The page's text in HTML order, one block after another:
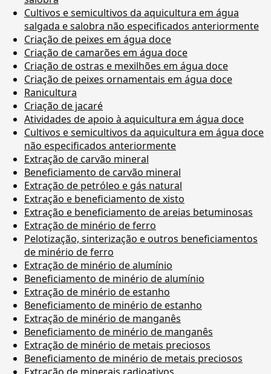
Cultivos e semicultivos da aquicultura em água
salgada e salobra não especificados anteriormente
Criação de peixes em água doce
Criação de camarões em água doce
Criação de ostras e mexilhões em água doce
Criação de peixes ornamentais em água doce
Ranicultura
Criação de jacaré
Atividades de apoio à aquicultura em água doce
Cultivos e semicultivos da aquicultura em água doce
não especificados anteriormente
Extração de carvão mineral
Beneficiamento de carvão mineral
Extração de petróleo e gás natural
Extração e beneficiamento de xisto
Extração e beneficiamento de areias betuminosas
Extração de minério de ferro
Pelotização, sinterização e outros beneficiamentos
de minério de ferro
Extração de minério de alumínio
Beneficiamento de minério de alumínio
Extração de minério de estanho
Beneficiamento de minério de estanho
Extração de minério de manganês
Beneficiamento de minério de manganês
Extração de minério de metais preciosos
Beneficiamento de minério de metais preciosos
Extração de minerais radioativos